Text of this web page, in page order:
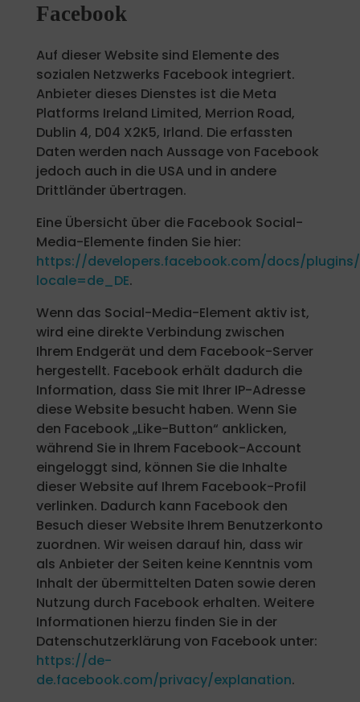
Facebook
Auf dieser Website sind Elemente des
sozialen Netzwerks Facebook integriert.
Anbieter dieses Dienstes ist die Meta
Platforms Ireland Limited, Merrion Road,
Dublin 4, D04 X2K5, Irland. Die erfassten
Daten werden nach Aussage von Facebook
jedoch auch in die USA und in andere
Drittländer übertragen.
Eine Übersicht über die Facebook Social-
Media-Elemente finden Sie hier:
https://developers.facebook.com/docs/
locale=de_DE.
Wenn das Social-Media-Element aktiv ist,
wird eine direkte Verbindung zwischen
Ihrem Endgerät und dem Facebook-Server
hergestellt. Facebook erhält dadurch die
Information, dass Sie mit Ihrer IP-Adresse
diese Website besucht haben. Wenn Sie
den Facebook „Like-Button“ anklicken,
während Sie in Ihrem Facebook-Account
eingeloggt sind, können Sie die Inhalte
dieser Website auf Ihrem Facebook-Profil
verlinken. Dadurch kann Facebook den
Besuch dieser Website Ihrem Benutzerkonto
zuordnen. Wir weisen darauf hin, dass wir
als Anbieter der Seiten keine Kenntnis vom
Inhalt der übermittelten Daten sowie deren
Nutzung durch Facebook erhalten. Weitere
Informationen hierzu finden Sie in der
Datenschutzerklärung von Facebook unter:
https://de-
de.facebook.com/privacy/explanation.